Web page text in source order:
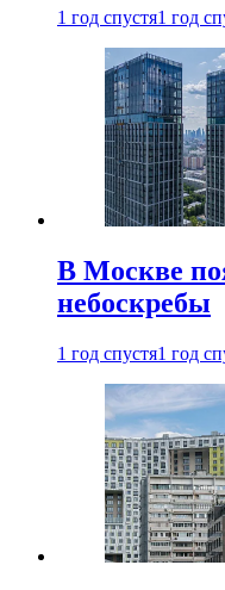
1 год спустя1 год
В Москве
небоскребы
1 год спустя1 год